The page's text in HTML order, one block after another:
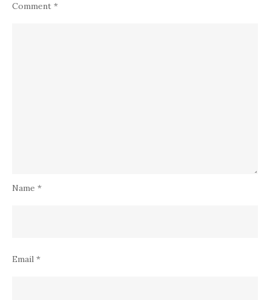
Comment *
Name *
Email *